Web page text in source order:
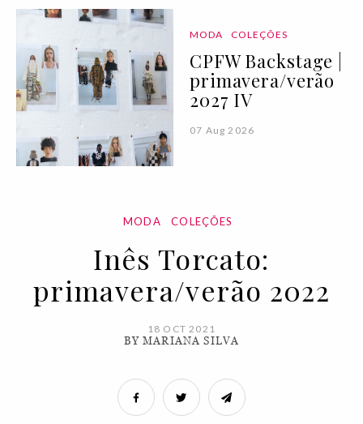
MODA COLEÇÕES
CPFW Backstage |
primavera/verão
2027 IV
07 Aug 2026
MODA COLEÇÕES
Inês Torcato:
primavera/verão 2022
18 OCT 2021
BY MARIANA SILVA